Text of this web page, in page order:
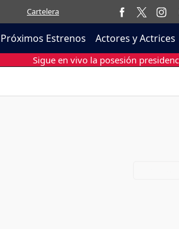
Cartelera
Próximos Estrenos Actores y Actrices
Sigue en vivo la posesión